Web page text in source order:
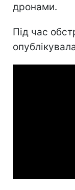
дронами.
Під час